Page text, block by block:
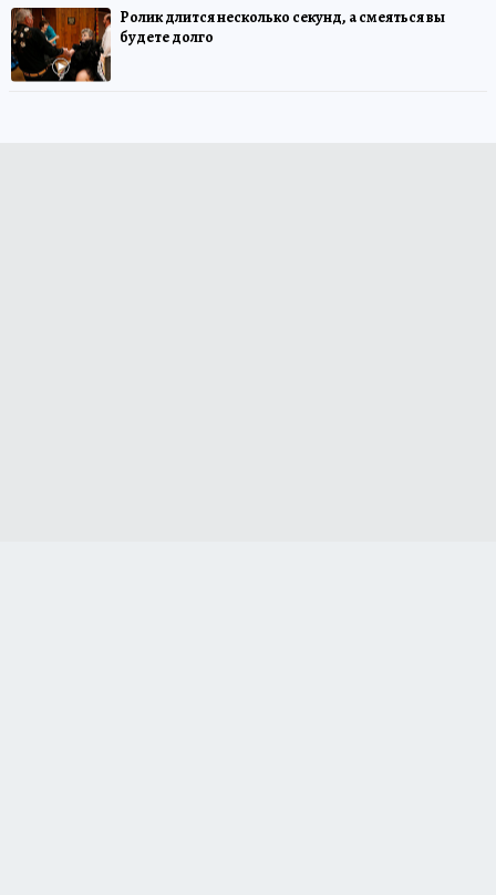
Ролик длится несколько секунд, а смеяться вы
будете долго